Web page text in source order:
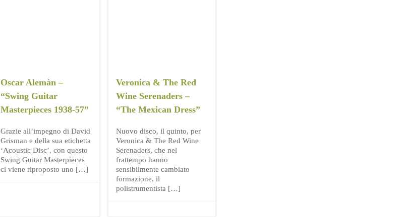
Oscar Alemàn –
“Swing Guitar
Masterpieces 1938-57”
Grazie all’impegno di David
Grisman e della sua etichetta
‘Acoustic Disc’, con questo
Swing Guitar Masterpieces
ci viene riproposto uno […]
Veronica & The Red
Wine Serenaders –
“The Mexican Dress”
Nuovo disco, il quinto, per
Veronica & The Red Wine
Serenaders, che nel
frattempo hanno
sensibilmente cambiato
formazione, il
polistrumentista […]